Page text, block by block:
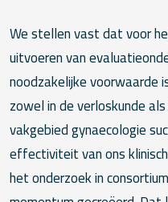
We stellen vast dat voor
uitvoeren van
noodzakelijke voorwaarde
zowel in de verloskunde
vakgebied gynaecologie
effectiviteit van ons
het onderzoek in